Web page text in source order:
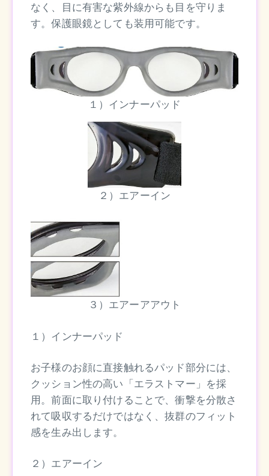
なく、目に有害な紫外線からも目を守りま
す。保護眼鏡としても装用可能です。
１）インナーパッド
２）エアーイン
３）エアーアアウト
１）インナーパッド
お子様のお顔に直接触れるパッド部分には、
クッション性の高い「エラストマー」を採
用。前面に取り付けることで、衝撃を分散さ
れて吸収するだけではなく、抜群のフィット
感を生み出します。
２）エアーイン